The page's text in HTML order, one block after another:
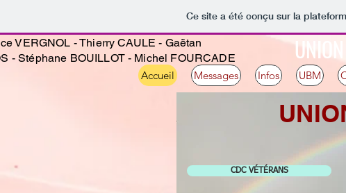
Ce site a été conçu sur la
Accueil Messages Infos UBM
VERGNOL - Thierry CAULE - Gaëtan
- Stéphane BOUILLOT - Michel FOURCADE
CDC VÉTÉRANS